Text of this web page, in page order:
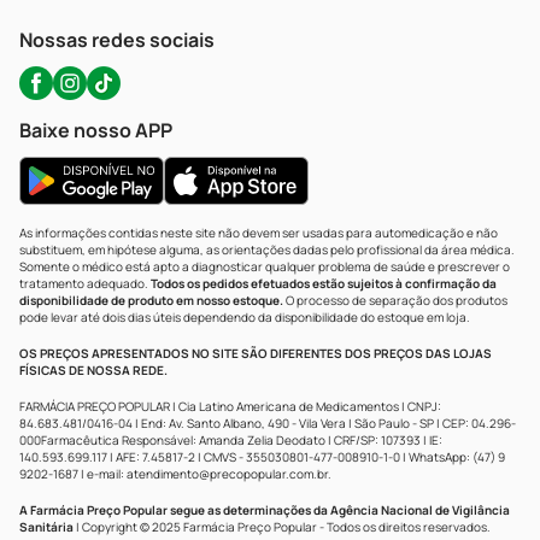
Nossas redes sociais
Baixe nosso APP
As informações contidas neste site não devem ser usadas para automedicação e não
substituem, em hipótese alguma, as orientações dadas pelo profissional da área médica.
Somente o médico está apto a diagnosticar qualquer problema de saúde e prescrever o
tratamento adequado. Todos os pedidos efetuados estão sujeitos à confirmação da
disponibilidade de produto em nosso estoque.O processo de separação dos produtos
pode levar até dois dias úteis dependendo da disponibilidade do estoque em loja.
OS PREÇOS APRESENTADOS NO SITE SÃO DIFERENTES DOS PREÇOS DAS LOJAS
FÍSICAS DE NOSSA REDE.
FARMÁCIA PREÇO POPULAR | Cia Latino Americana de Medicamentos | CNPJ:
84.683.481/0416-04 | End: Av. Santo Albano, 490 - Vila Vera | São Paulo - SP | CEP: 04.296-
000Farmacêutica Responsável: Amanda Zelia Deodato | CRF/SP: 107393 | IE:
140.593.699.117 | AFE: 7.45817-2 | CMVS - 355030801-477-008910-1-0 | WhatsApp: (47) 9
9202-1687 | e-mail: atendimento@precopopular.com.br.
A Farmácia Preço Popular segue as determinações da Agência Nacional de Vigilância
Sanitária | Copyright © 2025 Farmácia Preço Popular - Todos os direitos reservados.